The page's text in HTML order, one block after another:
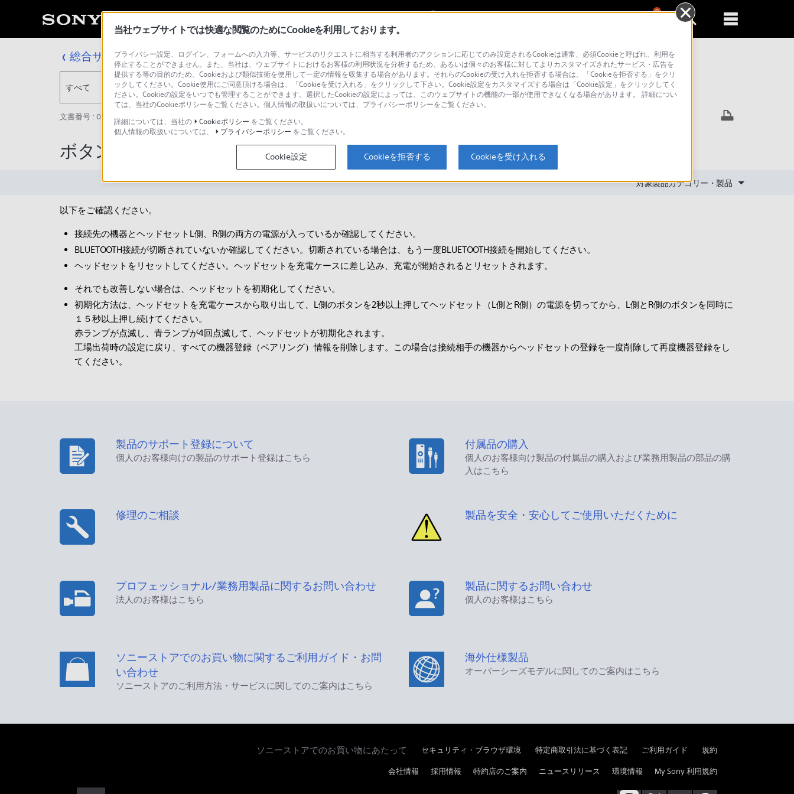
0
総合サポート・お問い合わせ
すべて 検索
文書番号 : 00260019 / 最終更新日 : 2026/01/20
ボタンを操作できない
対象製品カテゴリー・製品
以下をご確認ください。
接続先の機器とヘッドセットL側、R側の両⽅の電源が⼊っているか確認してください。
BLUETOOTH接続が切断されていないか確認してください。切断されている場合は、もう⼀度BLUETOOTH接続を開始してください。
ヘッドセットをリセットしてください。ヘッドセットを充電ケースに差し込み、充電が開始されるとリセットされます。
それでも改善しない場合は、ヘッドセットを初期化してください。
初期化方法は、ヘッドセットを充電ケースから取り出して、L側のボタンを2秒以上押してヘッドセット（L側とR側）の電源を切ってから、L側とR側のボタンを同時に
１５秒以上押し続けてください。
赤ランプが点滅し、青ランプが4回点滅して、ヘッドセットが初期化されます。
工場出荷時の設定に戻り、すべての機器登録（ペアリング）情報を削除します。この場合は接続相手の機器からヘッドセットの登録を一度削除して再度機器登録をし
てください。
製品のサポート登録について
個人のお客様向けの製品のサポート登録はこちら
付属品の購入
個人のお客様向け製品の付属品の購入および業務用製品の部品の購
入はこちら
修理のご相談 製品を安全・安心してご使用いただくために
プロフェッショナル/業務用製品に関するお問い合わせ
法人のお客様はこちら
製品に関するお問い合わせ
個人のお客様はこちら
ソニーストアでのお買い物に関するご利用ガイド・お問
い合わせ
ソニーストアのご利用方法・サービスに関してのご案内はこちら
海外仕様製品
オーバーシーズモデルに関してのご案内はこちら
ソニーストアでのお買い物にあたって セキュリティ・ブラウザ環境 特定商取引法に基づく表記 ご利用ガイド 規約
会社情報 採用情報 特約店のご案内 ニュースリリース 環境情報 My Sony 利用規約
当社ウェブサイトでは快適な閲覧のためにCookieを利用しております。
プライバシー設定、ログイン、フォームへの入力等、サービスのリクエストに相当する利用者のアクションに応じてのみ設定されるCookieは通常、必須Cookieと呼ばれ、利用を
停止することができません。また、当社は、ウェブサイトにおけるお客様の利用状況を分析するため、あるいは個々のお客様に対してよりカスタマイズされたサービス・広告を
提供する等の目的のため、Cookieおよび類似技術を使用して一定の情報を収集する場合があります。それらのCookieの受け入れを拒否する場合は、「Cookieを拒否する」をクリ
ックしてください。Cookie使用にご同意頂ける場合は、「Cookieを受け入れる」をクリックして下さい。Cookie設定をカスタマイズする場合は「Cookie設定」をクリックしてく
ださい。Cookieの設定をいつでも管理することができます。選択したCookieの設定によっては、このウェブサイトの機能の一部が使用できなくなる場合があります。 詳細につい
ては、当社のCookieポリシーをご覧ください。個人情報の取扱いについては、プライバシーポリシーをご覧ください。
詳細については、当社の
Cookieポリシー をご覧ください。
個人情報の取扱いについては、
プライバシーポリシー をご覧ください。
Cookie設定 Cookieを拒否する Cookieを受け入れる